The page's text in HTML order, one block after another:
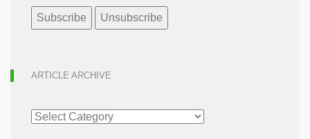
ARTICLE ARCHIVE
ARTICLE
ARCHIVE